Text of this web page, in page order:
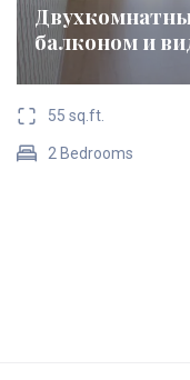
балконом и
55 sq.ft.
2 Bedrooms